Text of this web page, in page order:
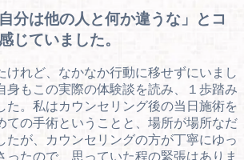
分は他の人と何か違うな」とコ
じていました。
けれど、なかなか行動に移せずにいまし
身もこの実際の体験談を読み、１歩踏み
た。私はカウンセリング後の当日施術を
ての手術ということと、場所が場所なだ
たが、カウンセリングの方が丁寧にゆっ
ったので、思っていた程の緊張はありま